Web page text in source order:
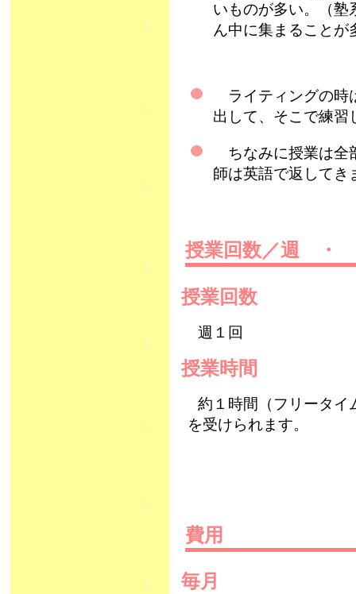
いものが多い。（塾
ん中に集まることが
ライティングの時
出して、そこで練習
ちなみに授業は全
師は英語で返してき
授業回数／週 ・
授業回数
週１回
授業時間
約１時間（フリータイ
を受けられます。
費用
毎月